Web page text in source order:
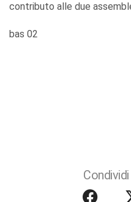
contributo alle due
bas 02